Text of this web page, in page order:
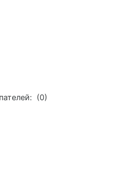
(0)